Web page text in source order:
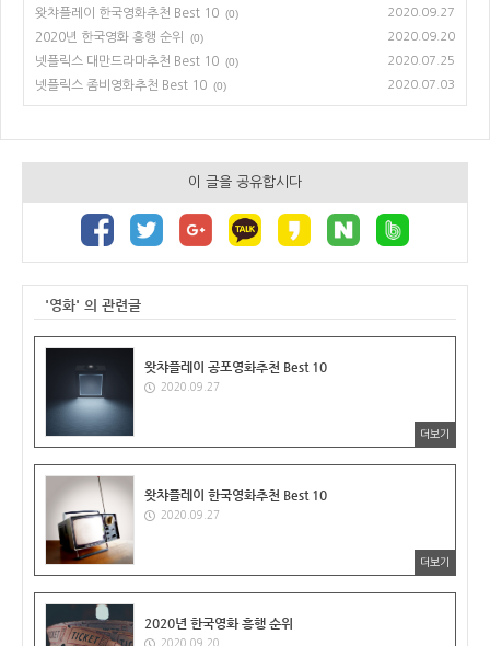
왓챠플레이 한국영화추천 Best 10 (0) 2020.09.27
2020년 한국영화 흥행 순위 (0) 2020.09.20
넷플릭스 대만드라마추천 Best 10 (0) 2020.07.25
넷플릭스 좀비영화추천 Best 10 (0) 2020.07.03
이 글을 공유합시다
'영화' 의 관련글
왓챠플레이 공포영화추천 Best 10
2020.09.27
더보기
왓챠플레이 한국영화추천 Best 10
2020.09.27
더보기
2020년 한국영화 흥행 순위
2020.09.20